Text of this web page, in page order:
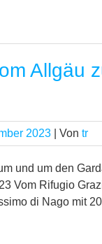
Allgäu
2023 | Von tr
und um den
Vom Rifugio
di Nago mit